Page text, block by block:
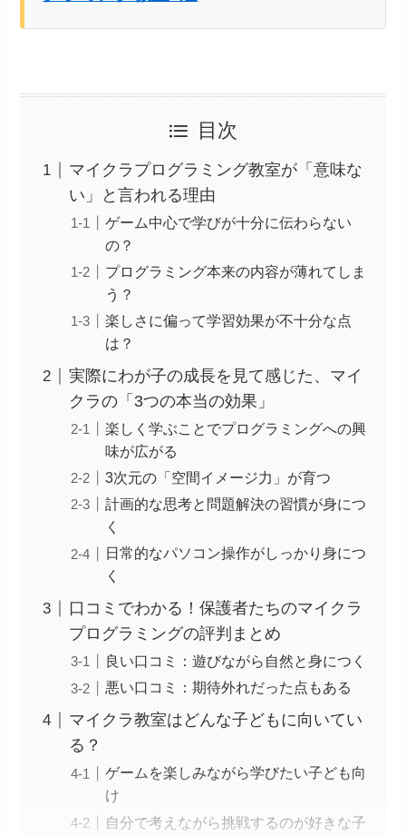
目次
マイクラプログラミング教室が「意味な
い」と言われる理由
ゲーム中心で学びが十分に伝わらない
の？
プログラミング本来の内容が薄れてしま
う？
楽しさに偏って学習効果が不十分な点
は？
実際にわが子の成長を見て感じた、マイ
クラの「3つの本当の効果」
楽しく学ぶことでプログラミングへの興
味が広がる
3次元の「空間イメージ力」が育つ
計画的な思考と問題解決の習慣が身につ
く
日常的なパソコン操作がしっかり身につ
く
口コミでわかる！保護者たちのマイクラ
プログラミングの評判まとめ
良い口コミ：遊びながら自然と身につく
悪い口コミ：期待外れだった点もある
マイクラ教室はどんな子どもに向いてい
る？
ゲームを楽しみながら学びたい子ども向
け
自分で考えながら挑戦するのが好きな子